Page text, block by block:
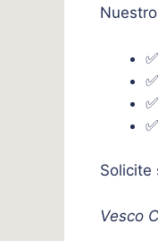
✅
✅
✅
✅
Solicite
Vesco